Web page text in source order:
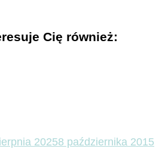
Cię również:
20258 października 2015